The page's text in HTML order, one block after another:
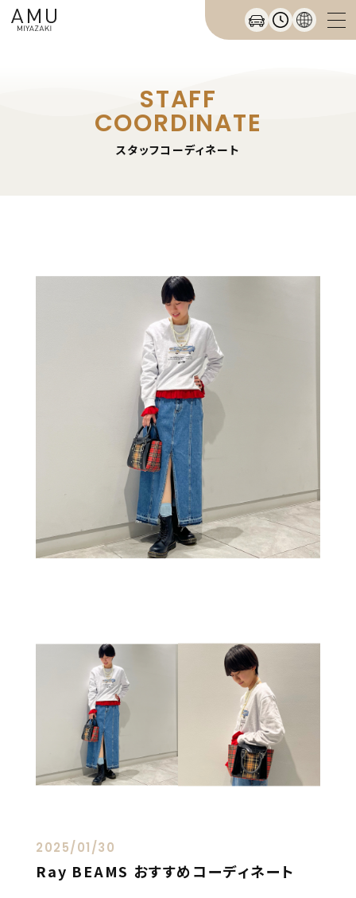
STAFF
COORDINATE
スタッフコーディネート
2025/01/30
Ray BEAMS おすすめコーディネート